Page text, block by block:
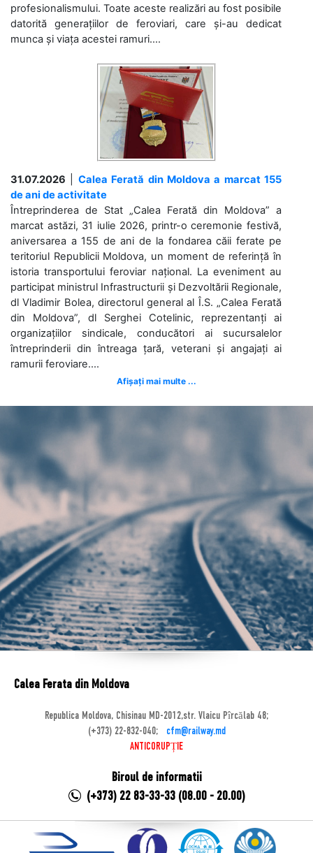
profesionalismului. Toate aceste realizări au fost posibile
datorită generațiilor de feroviari, care și-au dedicat
munca și viața acestei ramuri....
31.07.2026
Calea Ferată din Moldova a marcat 155
de ani de activitate
Întreprinderea de Stat „Calea Ferată din Moldova” a
marcat astăzi, 31 iulie 2026, printr-o ceremonie festivă,
aniversarea a 155 de ani de la fondarea căii ferate pe
teritoriul Republicii Moldova, un moment de referință în
istoria transportului feroviar național. La eveniment au
participat ministrul Infrastructurii și Dezvoltării Regionale,
dl Vladimir Bolea, directorul general al Î.S. „Calea Ferată
din Moldova”, dl Serghei Cotelinic, reprezentanți ai
organizațiilor sindicale, conducători ai sucursalelor
întreprinderii din întreaga țară, veterani și angajați ai
ramurii feroviare....
Afișați mai multe ...
Calea Ferata din Moldova
Republica Moldova, Chisinau MD-2012,str. Vlaicu Pîrcălab 48;
(+373) 22-832-040;
cfm@railway.md
ANTICORUPȚIE
Biroul de informatii
(+373) 22 83-33-33 (08.00 - 20.00)